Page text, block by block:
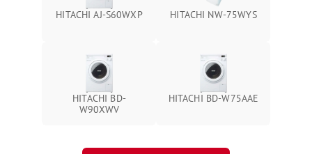
HITACHI AJ-S60WXP HITACHI NW-75WYS
HITACHI BD-
W90XWV
HITACHI BD-W75AAE